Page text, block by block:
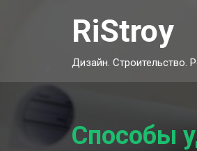
RiStroy
Дизайн. Строительство.
Способы